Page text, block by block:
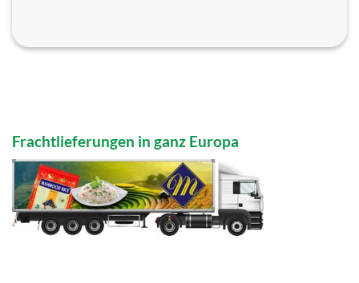
Frachtlieferungen in ganz Europa